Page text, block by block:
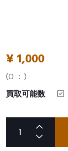
¥ 1,000
(0 ：)
買取可能数